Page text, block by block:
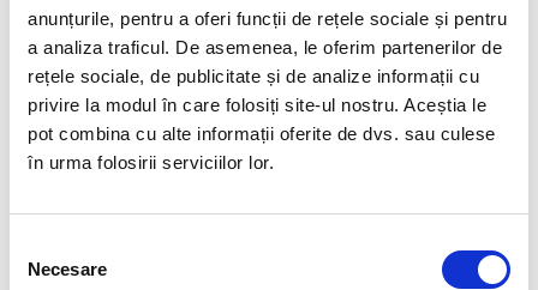
anunțurile, pentru a oferi funcții de rețele sociale și pentru
a analiza traficul. De asemenea, le oferim partenerilor de
rețele sociale, de publicitate și de analize informații cu
privire la modul în care folosiți site-ul nostru. Aceștia le
pot combina cu alte informații oferite de dvs. sau culese
în urma folosirii serviciilor lor.
consimțământului
Necesare
35,00 Lei